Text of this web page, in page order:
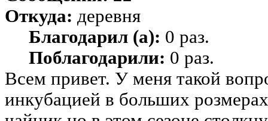
Откуда: деревня
Благодарил (а): 0 раз.
Поблагодарили: 0 раз.
Всем привет. У меня такой
инкубацией в больших